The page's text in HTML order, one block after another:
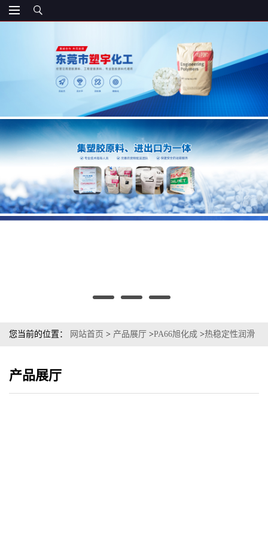
您当前的位置： 网站首页 > 产品展厅 >PA66旭化成 >热稳定性润滑
产品展厅